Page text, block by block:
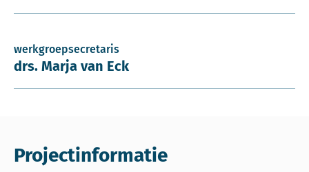
werkgroepsecretaris
drs. Marja van Eck
Projectinformatie